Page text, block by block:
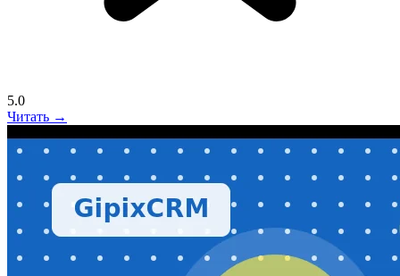
5.0
Читать →